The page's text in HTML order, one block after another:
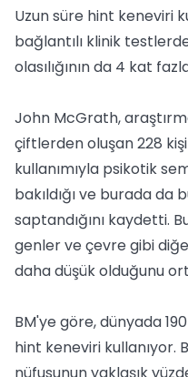
Uzun süre hint keneviri
bağlantılı klinik
olasılığının da 4 kat
John McGrath,
çiftlerden oluşan 228
kullanımıyla psikotik
bakıldığı ve burada da
saptandığını kaydetti.
genler ve çevre gibi
daha düşük olduğunu
BM'ye göre, dünyada
hint keneviri kullanıyor.